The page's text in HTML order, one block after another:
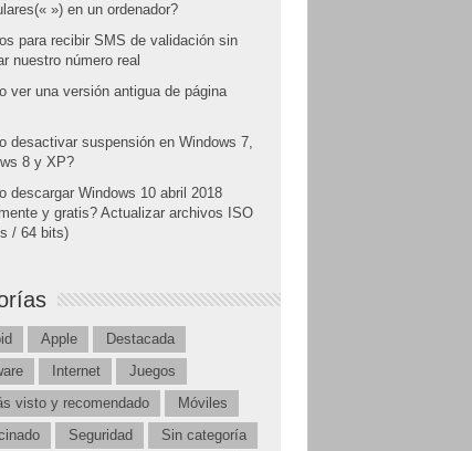
») en un ordenador?
para recibir SMS de validación sin
nuestro número real
ver una versión antigua de página
desactivar suspensión en Windows 7,
8 y XP?
descargar Windows 10 abril 2018
y gratis? Actualizar archivos ISO
/ 64 bits)
Apple
Destacada
Internet
Juegos
visto y recomendado
Móviles
Seguridad
Sin categoría